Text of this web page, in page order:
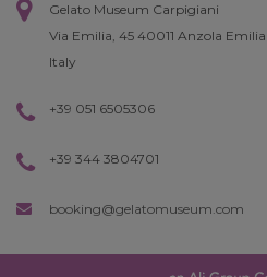
Gelato Museum Carpigiani
Via Emilia, 45 40011 Anzola
Italy
+39 051 6505306
+39 344 3804701
booking@gelatomuseum.com